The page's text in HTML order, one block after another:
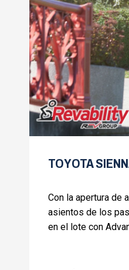
TOYOTA
Con la apertura de
asientos de los
en el lote con